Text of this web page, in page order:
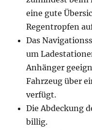
eine gute
Regentropfen
Das
um
Anhänger
Fahrzeug über
verfügt.
Die Abdeckung
billig.